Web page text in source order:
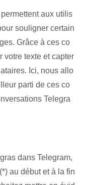
aux utilis
souligner certain
Grâce à ces co
votre texte et capter
Ici, nous allo
parti de ces co
Telegra
dans Telegram,
au début et à la fin